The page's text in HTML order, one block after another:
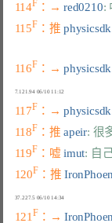
114F ：→ red0210:
115F ：推 physicsdk
116F ：→ physicsdk
117F ：→ physicsdk
118F ：推 apeir: 很
119F ：嘘 imut: 自
120F ：推
121 F ：→